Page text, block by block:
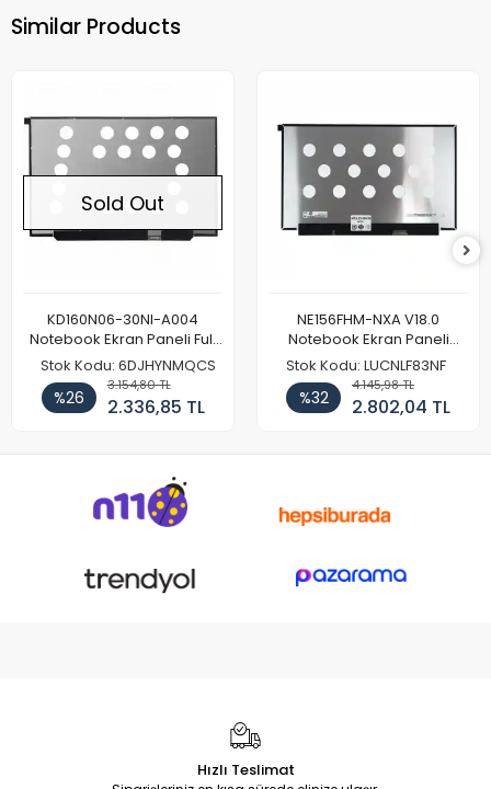
Similar Products
Sold Out
KD160N06-30NI-A004
Notebook Ekran Paneli Full
HD
Stok Kodu: 6DJHYNMQCS
%26
3.154,80 TL
2.336,85 TL
NE156FHM-NXA V18.0
Notebook Ekran Paneli
144Hz
Stok Kodu: LUCNLF83NF
%32
4.145,98 TL
2.802,04 TL
Hızlı Teslimat